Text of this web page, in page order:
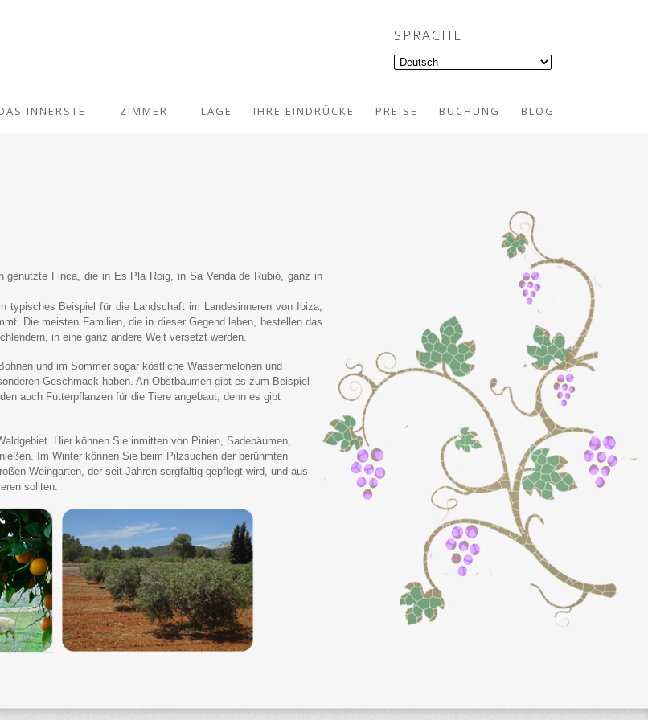
SPRACHE
INNERSTE ZIMMER LAGE IHRE EINDRÜCKE PREISE BUCHUNG BLOG
genutzte Finca, die in Es Pla Roig, in Sa Venda de Rubió, ganz in
typisches Beispiel für die Landschaft im Landesinneren von Ibiza,
Die meisten Familien, die in dieser Gegend leben, bestellen das
in eine ganz andere Welt versetzt werden.
und im Sommer sogar köstliche Wassermelonen und
Geschmack haben. An Obstbäumen gibt es zum Beispiel
auch Futterpflanzen für die Tiere angebaut, denn es gibt
Hier können Sie inmitten von Pinien, Sadebäumen,
Im Winter können Sie beim Pilzsuchen der berühmten
Weingarten, der seit Jahren sorgfältig gepflegt wird, und aus
sollten.